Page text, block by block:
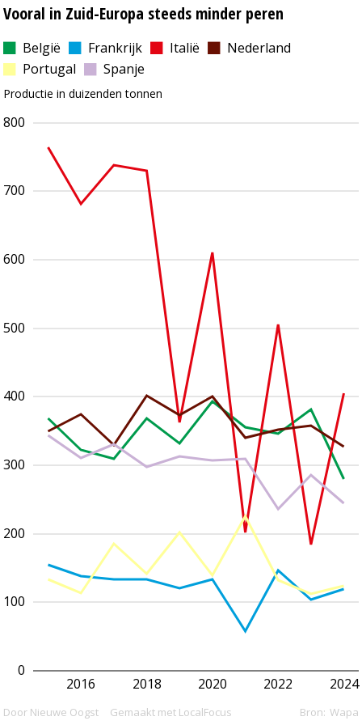
Vooral in Zuid-Europa steeds minder peren
Productie in duizenden tonnen
België Frankrijk Italië
Nederland
Portugal
Spanje
2024
2022
2020
2018
2016
0
100
200
300
400
500
600
700
800
Bron: Wapa
Gemaakt met LocalFocus
Door Nieuwe Oogst